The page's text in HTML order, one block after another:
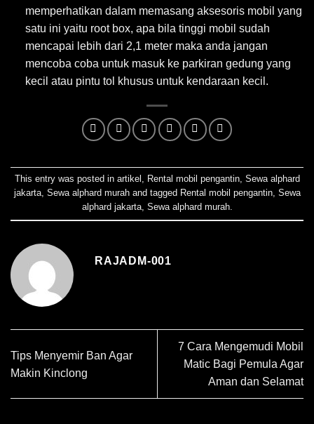
memperhatikan dalam memasang aksesoris mobil yang
satu ini yaitu root box, apa bila tinggi mobil sudah
mencapai lebih dari 2,1 meter maka anda jangan
mencoba coba untuk masuk ke parkiran gedung yang
kecil atau pintu tol khusus untuk kendaraan kecil.
This entry was posted in artikel , Rental mobil pengantin, Sewa alphard
jakarta, Sewa alphard murahand tagged Rental mobil pengantin, Sewa
alphard jakarta, Sewa alphard murah.
RAJADM-001
Tips Menyemir Ban Agar
Makin Kinclong
7 Cara Mengemudi Mobil
Matic Bagi Pemula Agar
Aman dan Selamat